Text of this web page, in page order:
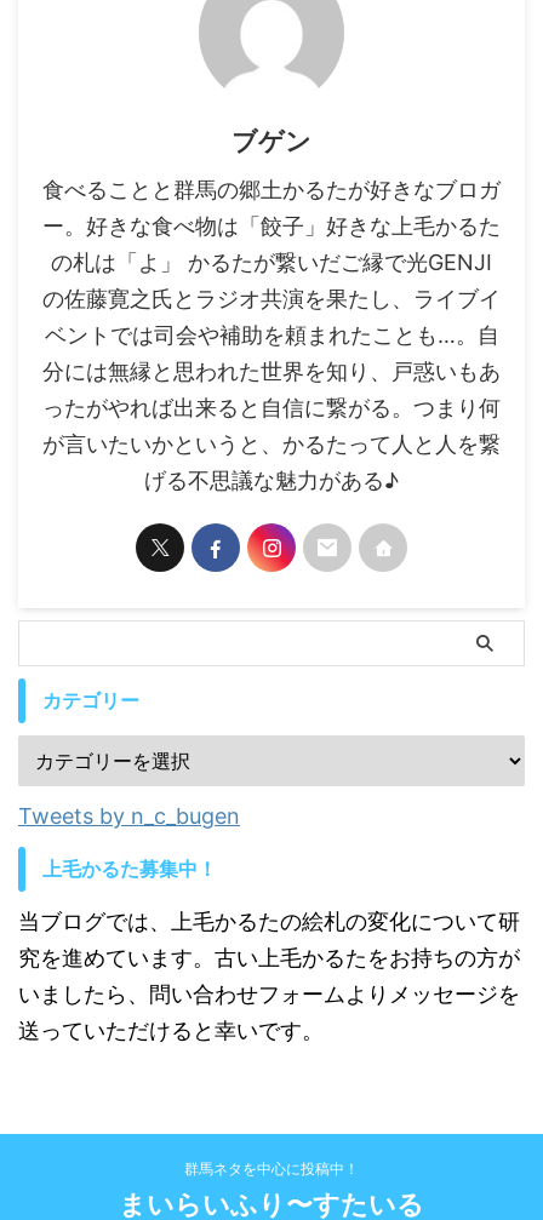
ブゲン
食べることと群馬の郷土かるたが好きなブロガ
ー。好きな食べ物は「餃子」好きな上毛かるた
の札は「よ」 かるたが繋いだご縁で光GENJI
の佐藤寛之氏とラジオ共演を果たし、ライブイ
ベントでは司会や補助を頼まれたことも…。自
分には無縁と思われた世界を知り、戸惑いもあ
ったがやれば出来ると自信に繋がる。つまり何
が言いたいかというと、かるたって人と人を繋
げる不思議な魅力がある♪
カテゴリー
Tweets by n_c_bugen
上毛かるた募集中！
当ブログでは、上毛かるたの絵札の変化について研
究を進めています。古い上毛かるたをお持ちの方が
いましたら、問い合わせフォームよりメッセージを
送っていただけると幸いです。
群馬ネタを中心に投稿中！
まいらいふり〜すたいる